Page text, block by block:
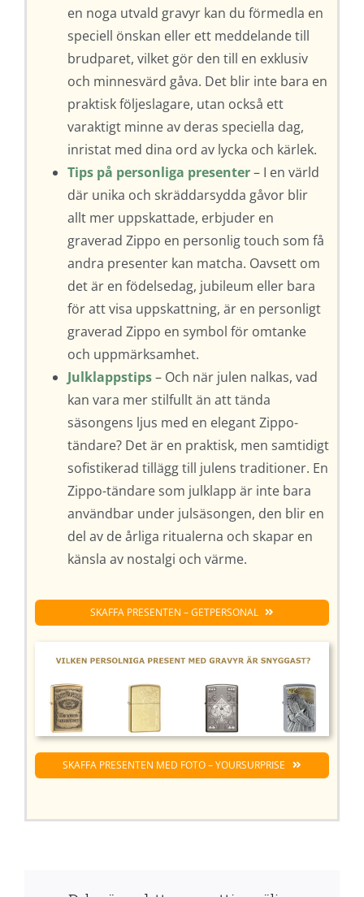
en noga utvald gravyr kan du förmedla en
speciell önskan eller ett meddelande till
brudparet, vilket gör den till en exklusiv
och minnesvärd gåva. Det blir inte bara en
praktisk följeslagare, utan också ett
varaktigt minne av deras speciella dag,
inristat med dina ord av lycka och kärlek.
Tips på personliga presenter– I en värld
där unika och skräddarsydda gåvor blir
allt mer uppskattade, erbjuder en
graverad Zippo en personlig touch som få
andra presenter kan matcha. Oavsett om
det är en födelsedag, jubileum eller bara
för att visa uppskattning, är en personligt
graverad Zippo en symbol för omtanke
och uppmärksamhet.
Julklappstips– Och när julen nalkas, vad
kan vara mer stilfullt än att tända
säsongens ljus med en elegant Zippo-
tändare? Det är en praktisk, men samtidigt
sofistikerad tillägg till julens traditioner. En
Zippo-tändare som julklapp är inte bara
användbar under julsäsongen, den blir en
del av de årliga ritualerna och skapar en
känsla av nostalgi och värme.
SKAFFA PRESENTEN – GETPERSONAL
SKAFFA PRESENTEN MED FOTO – YOURSURPRISE